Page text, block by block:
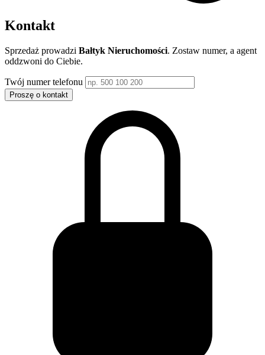
Kontakt
Sprzedaż prowadzi Bałtyk Nieruchomości. Zostaw numer, a agent
oddzwoni do Ciebie.
Twój numer telefonu
Proszę o kontakt